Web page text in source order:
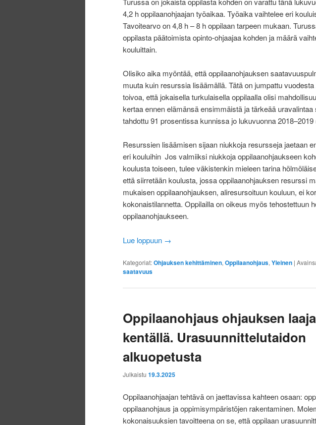
4,2 h oppilaanohjaajan työaikaa. Työaika vaihtelee eri
Tavoitearvo on 4,8 h – 8 h oppilaan tarpeen mukaan.
oppilasta päätoimista opinto-ohjaajaa kohden ja määrä
kouluittain.
Olisiko aika myöntää, että oppilaanohjauksen
muuta kuin resurssia lisäämällä. Tätä on jumpattu vuodesta
toivoa, että jokaisella turkulaisella oppilaalla olisi
kertaa ennen elämänsä ensimmäistä ja tärkeää
tahdottu 91 prosentissa kunnissa jo lukuvuonna 2018–2019
Resurssien lisäämisen sijaan niukkoja resursseja jaetaan
eri kouluihin Jos valmiiksi niukkoja oppilaanohjaukseen
koulusta toiseen, tulee väkistenkin mieleen tarina
että siirretään koulusta, jossa oppilaanohjauksen resurssi
mukaisen oppilaanohjauksen, aliresursoituun kouluun, ei
kokonaistilannetta. Oppilailla on oikeus myös tehostettuun
oppilaanohjaukseen.
Lue loppuun →
Kategoriat:Ohjauksen kehittäminen, Oppilaanohjaus, Yleinen |
saatavuus
Oppilaanohjaus ohjauksen
kentällä. Urasuunnittelutaidon
alkuopetusta
Julkaistu 19.3.2025
Oppilaanohjaajan tehtävä on jaettavissa kahteen osaan:
oppilaanohjaus ja oppimisympäristöjen rakentaminen.
kokonaisuuksien tavoitteena on se, että oppilaan